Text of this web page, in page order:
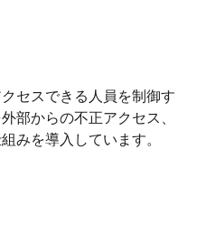
セスできる人員を制御す
部からの不正アクセス、
みを導入しています。